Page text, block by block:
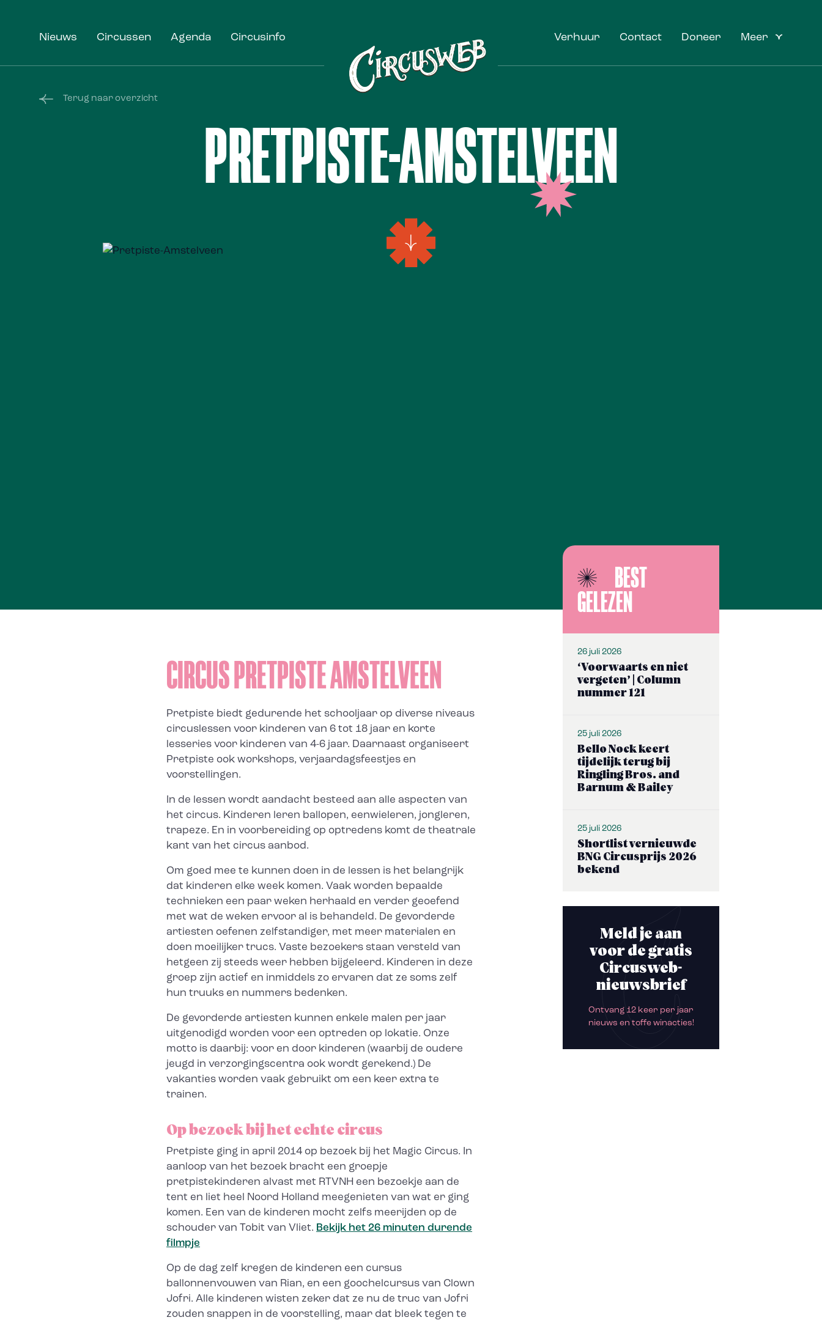
Nieuws Circussen Agenda Circusinfo Verhuur Contact Doneer Meer
Terug naar overzicht
PRETPISTE-AMSTELVEEN
CIRCUS PRETPISTE AMSTELVEEN
Pretpiste biedt gedurende het schooljaar op diverse niveaus
circuslessen voor kinderen van 6 tot 18 jaar en korte
lesseries voor kinderen van 4-6 jaar. Daarnaast organiseert
Pretpiste ook workshops, verjaardagsfeestjes en
voorstellingen.
In de lessen wordt aandacht besteed aan alle aspecten van
het circus. Kinderen leren ballopen, eenwieleren, jongleren,
trapeze. En in voorbereiding op optredens komt de theatrale
kant van het circus aanbod.
Om goed mee te kunnen doen in de lessen is het belangrijk
dat kinderen elke week komen. Vaak worden bepaalde
technieken een paar weken herhaald en verder geoefend
met wat de weken ervoor al is behandeld. De gevorderde
artiesten oefenen zelfstandiger, met meer materialen en
doen moeilijker trucs. Vaste bezoekers staan versteld van
hetgeen zij steeds weer hebben bijgeleerd. Kinderen in deze
groep zijn actief en inmiddels zo ervaren dat ze soms zelf
hun truuks en nummers bedenken.
De gevorderde artiesten kunnen enkele malen per jaar
uitgenodigd worden voor een optreden op lokatie. Onze
motto is daarbij: voor en door kinderen (waarbij de oudere
jeugd in verzorgingscentra ook wordt gerekend.) De
vakanties worden vaak gebruikt om een keer extra te
trainen.
Op bezoek bij het echte circus
Pretpiste ging in april 2014 op bezoek bij het Magic Circus. In
aanloop van het bezoek bracht een groepje
pretpistekinderen alvast met RTVNH een bezoekje aan de
tent en liet heel Noord Holland meegenieten van wat er ging
komen. Een van de kinderen mocht zelfs meerijden op de
schouder van Tobit van Vliet. Bekijk het 26 minuten durende
filmpje
Op de dag zelf kregen de kinderen een cursus
ballonnenvouwen van Rian, en een goochelcursus van Clown
Jofri. Alle kinderen wisten zeker dat ze nu de truc van Jofri
zouden snappen in de voorstelling, maar dat bleek tegen te
BEST
GELEZEN
26 juli 2026
‘Voorwaarts en niet
vergeten’ | Column
nummer 121
25 juli 2026
Bello Nock keert
tijdelijk terug bij
Ringling Bros. and
Barnum & Bailey
25 juli 2026
Shortlist vernieuwde
BNG Circusprijs 2026
bekend
Meld je aan
voor de gratis
Circusweb-
nieuwsbrief
Ontvang 12 keer per jaar
nieuws en toffe winacties!